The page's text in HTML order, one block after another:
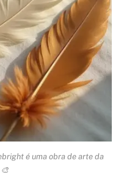
é uma obra de arte da